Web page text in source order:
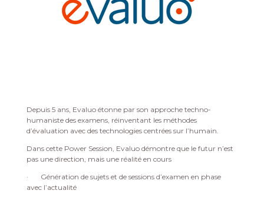
Depuis 5 ans, Evaluo étonne par son approche techno-
humaniste des examens, réinventant les méthodes
d’évaluation avec des technologies centrées sur l’humain.
Dans cette Power Session, Evaluo démontre que le futur n’est
pas une direction, mais une réalité en cours
· Génération de sujets et de sessions d’examen en phase
avec l’actualité